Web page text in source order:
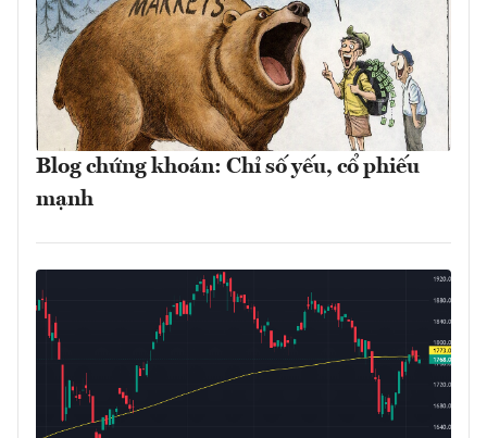
Blog chứng khoán: Chỉ số yếu, cổ phiếu
mạnh